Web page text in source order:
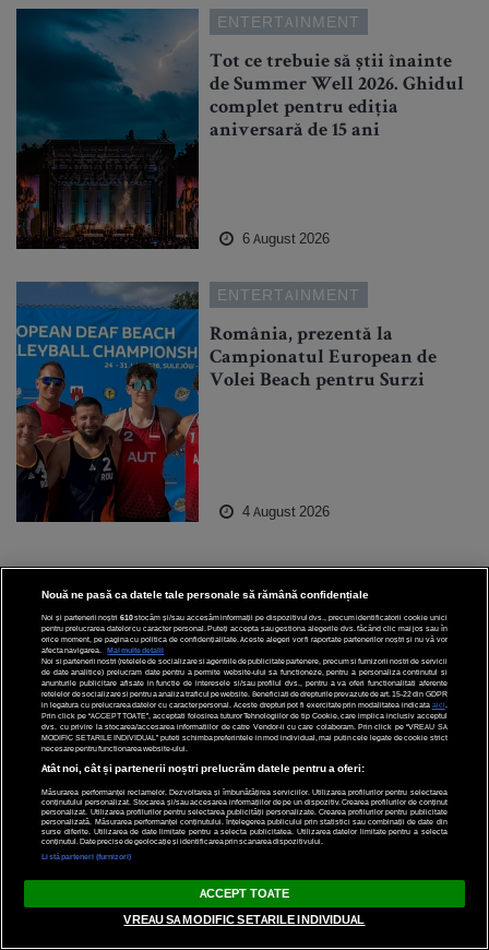
ENTERTAINMENT
Tot ce trebuie să știi înainte
de Summer Well 2026. Ghidul
complet pentru ediția
aniversară de 15 ani
6 August 2026
ENTERTAINMENT
România, prezentă la
Campionatul European de
Volei Beach pentru Surzi
4 August 2026
Nouă ne pasă ca datele tale personale să rămână confidențiale
Noi și partenerii noștri 610stocăm și/sau accesăm informații pe dispozitivul dvs., precum identificatorii cookie unici
pentru prelucrarea datelor cu caracter personal. Puteți accepta sau gestiona alegerile dvs. făcând clic mai jos sau în
orice moment, pe pagina cu politica de confidențialitate. Aceste alegeri vor fi raportate partenerilor noștri și nu vă vor
afecta navigarea.
Mai multe detalii
Noi si partenerii nostri (retelele de socializare si agentiile de publicitate partenere, precum si furnizorii nostri de servicii
de date analitice) prelucram date pentru a permite website-ului sa functioneze, pentru a personaliza continutul si
anunturile publicitare afisate in functie de interesele si/sau profilul dvs., pentru a va oferi functionalitati aferente
retelelor de socializare si pentru a analiza traficul pe website. Beneficiati de drepturile prevazute de art. 15-22 din GDPR
in legatura cu prelucrarea datelor cu caracter personal. Aceste drepturi pot fi exercitate prin modalitatea indicata aici
Prin click pe “ACCEPT TOATE”, acceptati folosirea tuturor Tehnologiilor de tip Cookie, care implica inclusiv acceptul
dvs. cu privire la stocarea/accesarea informatiilor de catre Vendor-ii cu care colaboram. Prin click pe “VREAU SA
MODIFIC SETARILE INDIVIDUAL” puteti schimba preferintele in mod individual, mai putin cele legate de cookie strict
necesare pentru functionarea website-ului.
Atât noi, cât și partenerii noștri prelucrăm datele pentru a oferi:
Măsurarea performanței reclamelor. Dezvoltarea și îmbunătățirea serviciilor. Utilizarea profilurilor pentru selectarea
conținutului personalizat. Stocarea și/sau accesarea informațiilor de pe un dispozitiv. Crearea profilurilor de conținut
personalizat. Utilizarea profilurilor pentru selectarea publicității personalizate. Crearea profilurilor pentru publicitate
personalizată. Măsurarea performanței conținutului. Înțelegerea publicului prin statistici sau combinații de date din
surse diferite. Utilizarea de date limitate pentru a selecta publicitatea. Utilizarea datelor limitate pentru a selecta
conținutul. Date precise de geolocație și identificarea prin scanarea dispozitivului.
Listă parteneri (furnizori)
ACCEPT TOATE
VREAU SA MODIFIC SETARILE INDIVIDUAL